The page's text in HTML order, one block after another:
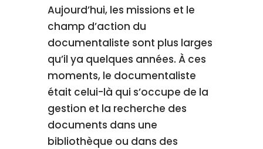
Aujourd’hui, les missions et le
champ d’action du
documentaliste sont plus larges
qu’il ya quelques années. À ces
moments, le documentaliste
était celui-là qui s’occupe de la
gestion et la recherche des
documents dans une
bibliothèque ou dans des